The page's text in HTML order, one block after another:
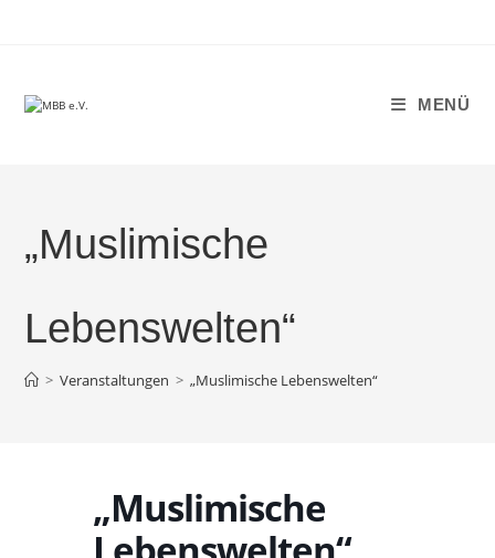
MENÜ
„Muslimische
Lebenswelten“
> Veranstaltungen > „Muslimische Lebenswelten“
„Muslimische